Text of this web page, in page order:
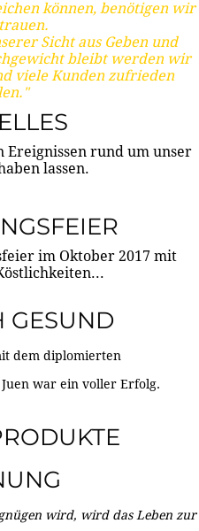
können, benötigen wir
Sicht aus Geben und
bleibt werden wir
viele Kunden zufrieden
Ereignissen rund um unser
lassen.
im Oktober 2017 mit
GESUND
dem diplomierten
war ein voller Erfolg.
wird, wird das Leben zur